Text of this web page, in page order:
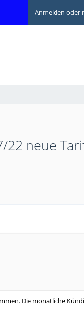
Anmelden oder
22 neue
Die monatliche